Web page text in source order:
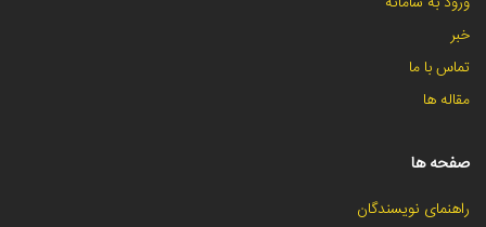
خبر
تماس با ما
مقاله ها
صفحه ها
راهنمای نویسندگان